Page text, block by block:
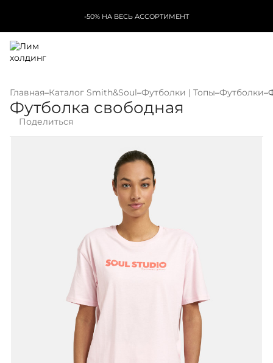
-50% НА ВЕСЬ АССОРТИМЕНТ
Главная–Каталог Smith&Soul–Футболки | Топы–Футболки–
Футболка свободная
Поделиться